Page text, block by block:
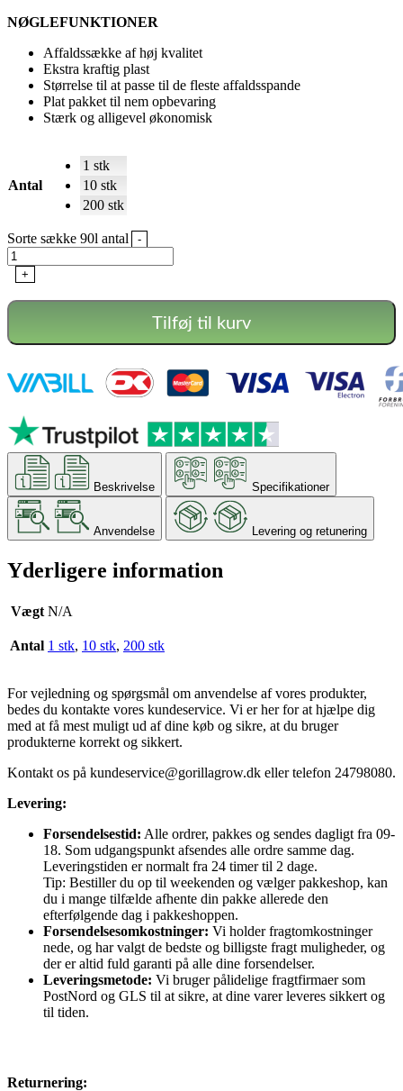
NØGLEFUNKTIONER
Affaldssække af høj kvalitet
Ekstra kraftig plast
Størrelse til at passe til de fleste affaldsspande
Plat pakket til nem opbevaring
Stærk og alligevel økonomisk
Antal
1 stk
10 stk
200 stk
Sorte sække 90l antal -
+
Tilføj til kurv
Beskrivelse Specifikationer
Anvendelse Levering og retunering
Yderligere information
Vægt N/A
Antal 1 stk, 10 stk, 200 stk
For vejledning og spørgsmål om anvendelse af vores produkter,
bedes du kontakte vores kundeservice. Vi er her for at hjælpe dig
med at få mest muligt ud af dine køb og sikre, at du bruger
produkterne korrekt og sikkert.
Kontakt os på kundeservice@gorillagrow.dk eller telefon 24798080.
Levering:
Forsendelsestid: Alle ordrer, pakkes og sendes dagligt fra 09-
18. Som udgangspunkt afsendes alle ordre samme dag.
Leveringstiden er normalt fra 24 timer til 2 dage.
Tip: Bestiller du op til weekenden og vælger pakkeshop, kan
du i mange tilfælde afhente din pakke allerede den
efterfølgende dag i pakkeshoppen.
Forsendelsesomkostninger: Vi holder fragtomkostninger
nede, og har valgt de bedste og billigste fragt muligheder, og
der er altid fuld garanti på alle dine forsendelser.
Leveringsmetode: Vi bruger pålidelige fragtfirmaer som
PostNord og GLS til at sikre, at dine varer leveres sikkert og
til tiden.
Returnering: